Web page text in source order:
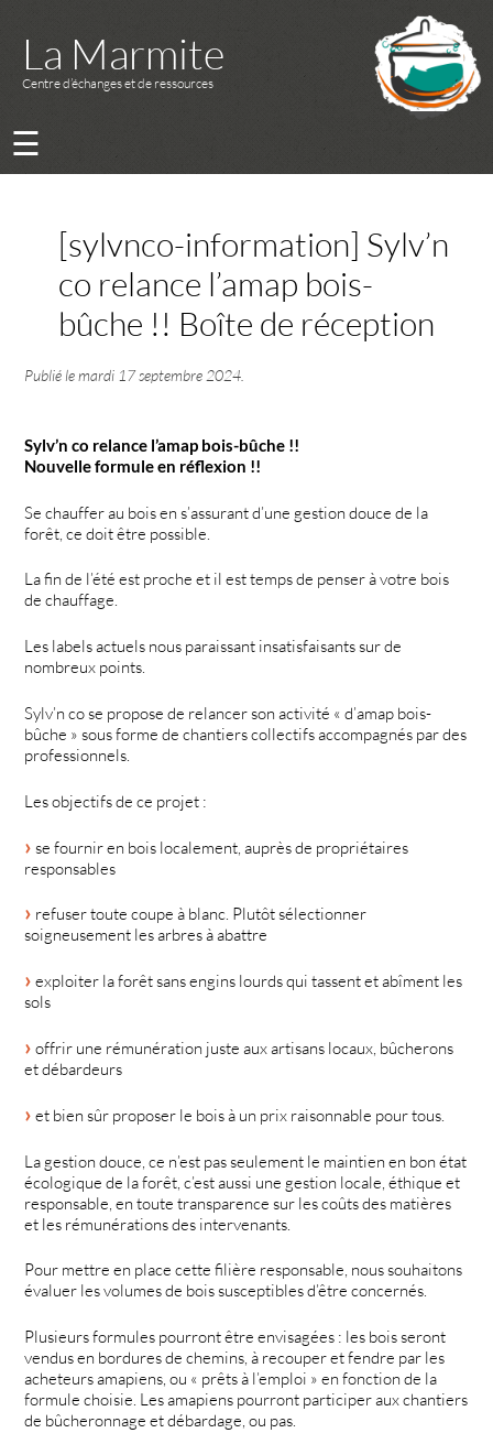
La Marmite
Centre d’échanges et de ressources
☰
[sylvnco-information] Sylv’n
co relance l’amap bois-
bûche !! Boîte de réception
Publié lemardi 17 septembre 2024
Sylv’n co relance l’amap bois-bûche !!
Nouvelle formule en réflexion !!
Se chauffer au bois en s’assurant d’une gestion douce de la
forêt, ce doit être possible.
La fin de l’été est proche et il est temps de penser à votre bois
de chauffage.
Les labels actuels nous paraissant insatisfaisants sur de
nombreux points.
Sylv’n co se propose de relancer son activité « d’amap bois-
bûche » sous forme de chantiers collectifs accompagnés par des
professionnels.
Les objectifs de ce projet :
se fournir en bois localement, auprès de propriétaires
responsables
refuser toute coupe à blanc. Plutôt sélectionner
soigneusement les arbres à abattre
exploiter la forêt sans engins lourds qui tassent et abîment les
sols
offrir une rémunération juste aux artisans locaux, bûcherons
et débardeurs
et bien sûr proposer le bois à un prix raisonnable pour tous.
La gestion douce, ce n’est pas seulement le maintien en bon état
écologique de la forêt, c’est aussi une gestion locale, éthique et
responsable, en toute transparence sur les coûts des matières
et les rémunérations des intervenants.
Pour mettre en place cette filière responsable, nous souhaitons
évaluer les volumes de bois susceptibles d’être concernés.
Plusieurs formules pourront être envisagées : les bois seront
vendus en bordures de chemins, à recouper et fendre par les
acheteurs amapiens, ou « prêts à l’emploi » en fonction de la
formule choisie. Les amapiens pourront participer aux chantiers
de bûcheronnage et débardage, ou pas.